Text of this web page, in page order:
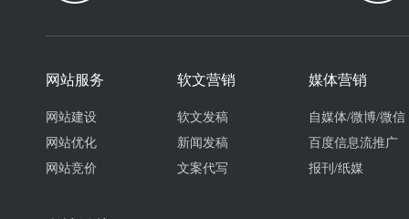
网站服务
网站建设
网站优化
网站竞价
软文营销
软文发稿
新闻发稿
文案代写
媒体营销
自媒体/微博/微信
百度信息流推广
报刊/纸媒